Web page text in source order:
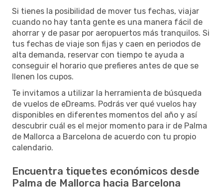
Si tienes la posibilidad de mover tus fechas, viajar
cuando no hay tanta gente es una manera fácil de
ahorrar y de pasar por aeropuertos más tranquilos. Si
tus fechas de viaje son fijas y caen en periodos de
alta demanda, reservar con tiempo te ayuda a
conseguir el horario que prefieres antes de que se
llenen los cupos.
Te invitamos a utilizar la herramienta de búsqueda
de vuelos de eDreams. Podrás ver qué vuelos hay
disponibles en diferentes momentos del año y así
descubrir cuál es el mejor momento para ir de Palma
de Mallorca a Barcelona de acuerdo con tu propio
calendario.
Encuentra tiquetes económicos desde
Palma de Mallorca hacia Barcelona